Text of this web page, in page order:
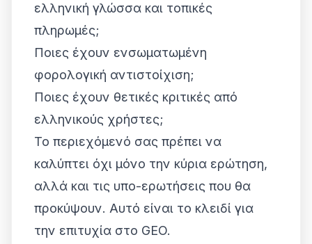
ελληνική γλώσσα και τοπικές
πληρωμές;
Ποιες έχουν ενσωματωμένη
φορολογική αντιστοίχιση;
Ποιες έχουν θετικές κριτικές από
ελληνικούς χρήστες;
Το περιεχόμενό σας πρέπει να
καλύπτει όχι μόνο την κύρια ερώτηση,
αλλά και τις υπο-ερωτήσεις που θα
προκύψουν. Αυτό είναι το κλειδί για
την επιτυχία στο GEO.